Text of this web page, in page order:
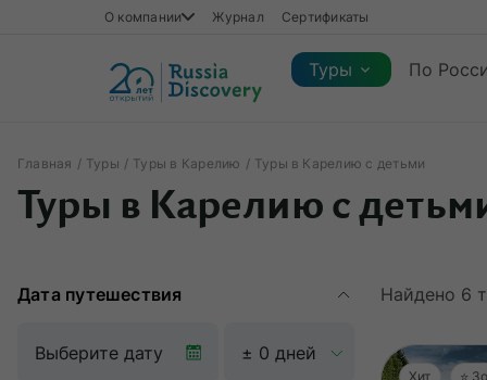
О компании Журнал Сертификаты
Туры
Каталог туров
По
Каталог туров
Регионы Коллекции Виды отдыха
Главная Туры Туры в Карелию Туры в Карелию с детьми
Туры в Карелию с
Дата путешествия Найдено 6
Хит ⭐️